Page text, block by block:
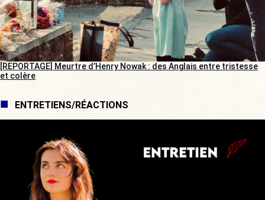
[REPORTAGE] Meurtre d’Henry Nowak : des Anglais entre tristesse
et colère
ENTRETIENS/RÉACTIONS